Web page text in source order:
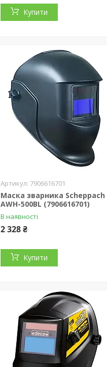
Купити
7906616701
Маска зварника Scheppach
AWH-500BL (7906616701)
В наявності
2 328 ₴
Купити